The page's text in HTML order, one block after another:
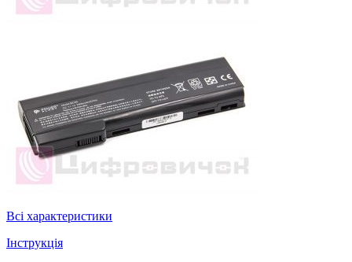
Всі характеристики
Інструкція